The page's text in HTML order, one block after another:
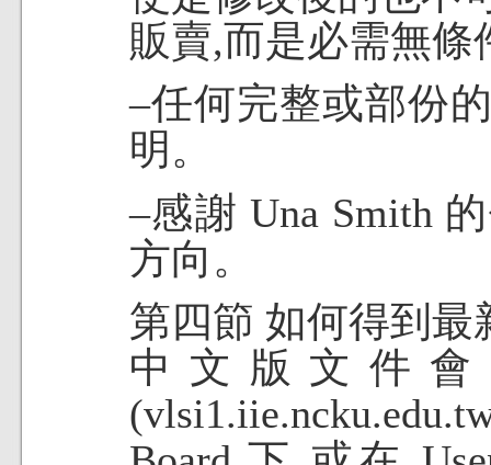
販賣,而是必需無
–任何完整或部份
明。
–感謝 Una Smith
方向。
第四節 如何得到最
中文版文件